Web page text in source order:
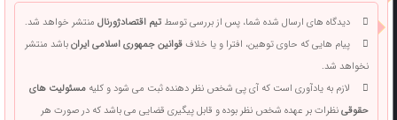
دیدگاه های ارسال شده شما، پس از بررسی توسطتیم اقتصادژورنالمنتشر خواهد شد.
پیام هایی که حاوی توهین، افترا و یا خلافقوانین جمهوری اسلامی ایرانباشد منتشر
نخواهد شد.
لازم به یادآوری است که آی پی شخص نظر دهنده ثبت می شود و کلیهمسئولیت های
حقوقینظرات بر عهده شخص نظر بوده و قابل پیگیری قضایی می باشد که در صورت هر